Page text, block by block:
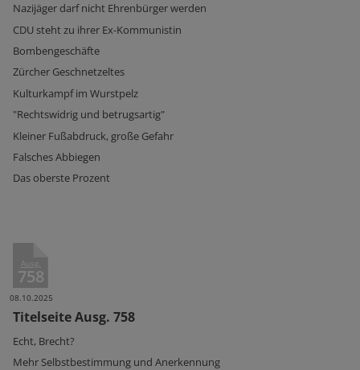
Nazijäger darf nicht Ehrenbürger werden
CDU steht zu ihrer Ex-Kommunistin
Bombengeschäfte
Zürcher Geschnetzeltes
Kulturkampf im Wurstpelz
"Rechtswidrig und betrugsartig"
Kleiner Fußabdruck, große Gefahr
Falsches Abbiegen
Das oberste Prozent
Ausg.
758
08.10.2025
Titelseite Ausg. 758
Echt, Brecht?
Mehr Selbstbestimmung und Anerkennung